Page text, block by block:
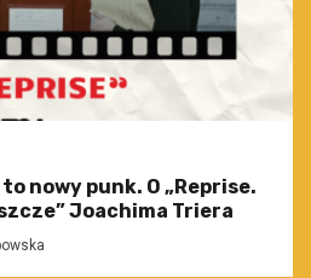
nowy punk. O „Reprise.
Joachima Triera